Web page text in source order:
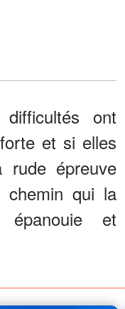
ont
et si elles
épreuve
qui la
et